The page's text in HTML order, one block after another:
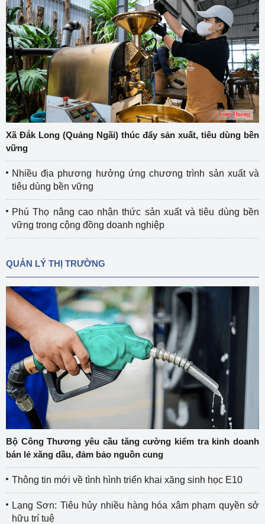
Xã Đắk Long (Quảng Ngãi) thúc đẩy sản xuất, tiêu dùng bền
vững
Nhiều địa phương hưởng ứng chương trình sản xuất và
tiêu dùng bền vững
Phú Thọ nâng cao nhận thức sản xuất và tiêu dùng bền
vững trong cộng đồng doanh nghiệp
QUẢN LÝ THỊ TRƯỜNG
Bộ Công Thương yêu cầu tăng cường kiểm tra kinh doanh
bán lẻ xăng dầu, đảm bảo nguồn cung
Thông tin mới về tình hình triển khai xăng sinh học E10
Lạng Sơn: Tiêu hủy nhiều hàng hóa xâm phạm quyền sở
hữu trí tuệ